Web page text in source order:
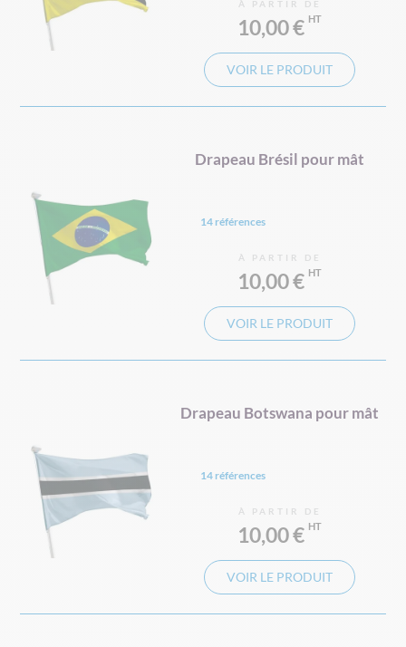
À PARTIR DE
10,00 €
VOIR LE PRODUIT
Drapeau Brésil pour mât
14 références
À PARTIR DE
10,00 €
VOIR LE PRODUIT
Drapeau Botswana pour mât
14 références
À PARTIR DE
10,00 €
VOIR LE PRODUIT